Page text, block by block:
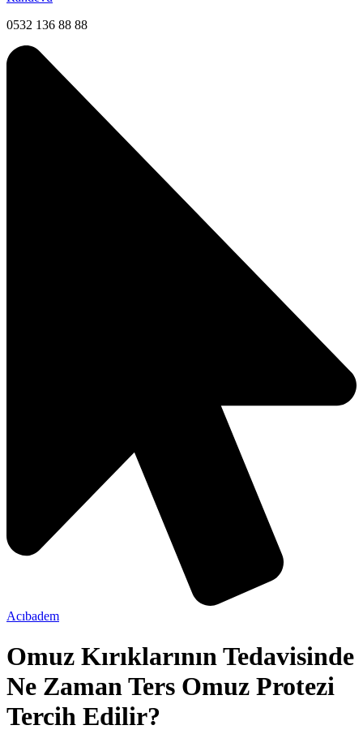
0532 136 88 88
Acıbadem
Omuz Kırıklarının Tedavisinde
Ne Zaman Ters Omuz Protezi
Tercih Edilir?